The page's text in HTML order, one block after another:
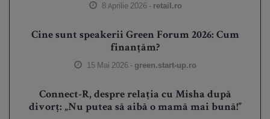
8 Aprilie 2026 - retail.ro
Cine sunt speakerii Green Forum 2026: Cum
finanțăm?
15 Mai 2026 - green.start-up.ro
Connect-R, despre relația cu Misha după
divorț: „Nu putea să aibă o mamă mai bună!”